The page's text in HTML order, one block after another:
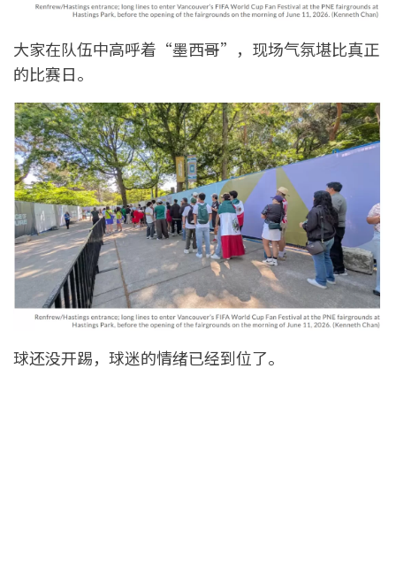
大家在队伍中高呼着“墨西哥”，现场气氛堪比真正
的比赛日。
球还没开踢，球迷的情绪已经到位了。